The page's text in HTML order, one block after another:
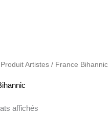
Artistes / France Bihannic
affichés